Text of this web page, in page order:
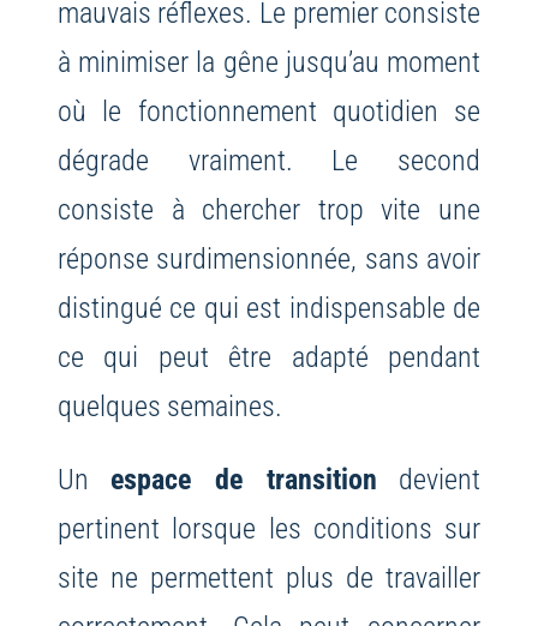
mauvais réflexes. Le premier consiste
à minimiser la gêne jusqu’au moment
où le fonctionnement quotidien se
dégrade vraiment. Le second
consiste à chercher trop vite une
réponse surdimensionnée, sans avoir
distingué ce qui est indispensable de
ce qui peut être adapté pendant
quelques semaines.
Un espace de transition devient
pertinent lorsque les conditions sur
site ne permettent plus de travailler